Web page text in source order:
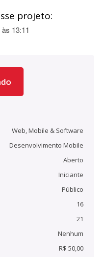
projeto:
13:11
Web, Mobile & Software
Desenvolvimento Mobile
Aberto
Iniciante
Público
16
21
Nenhum
R$ 50,00